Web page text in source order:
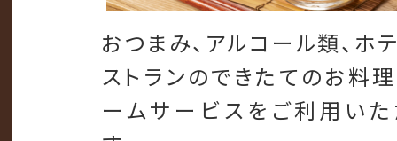
おつまみ、アルコール類、ホ
ストランのできたてのお料
ームサービスをご利用い